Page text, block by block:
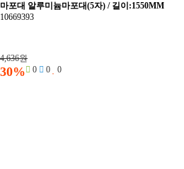
마포대 알루미늄마포대(5자) / 길이:1550MM
10669393
4,636원
30% 0 0 0